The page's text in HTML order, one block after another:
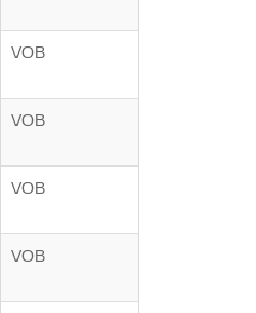
VOB
VOB
VOB
VOB